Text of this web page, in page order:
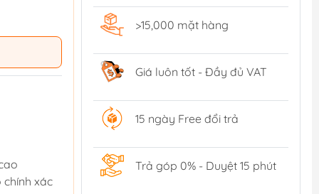
xác
>15,000 mặt hàng
Giá luôn tốt - Đầy đủ VAT
15 ngày Free đổi trả
Trả góp 0% - Duyệt 15 phút